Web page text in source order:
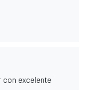
con excelente